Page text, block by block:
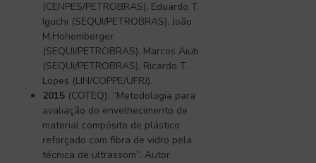
(CENPES/PETROBRAS), Eduardo T.
Iguchi (SEQUI/PETROBRAS), João
M.Hohemberger
(SEQUI/PETROBRAS), Marcos Aiub
(SEQUI/PETROBRAS), Ricardo T.
Lopes (LIN/COPPE/UFRJ).
2015 (COTEQ): “Metodologia para
avaliação do envelhecimento de
material compósito de plástico
reforçado com fibra de vidro pela
técnica de ultrassom”. Autor